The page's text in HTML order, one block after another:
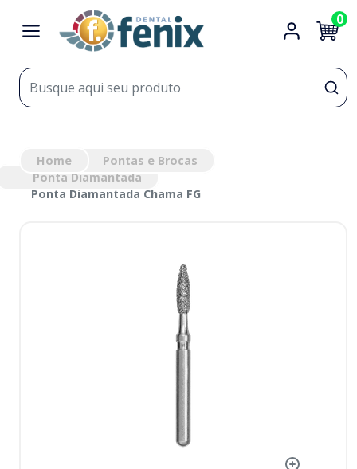
0
Home
Pontas e Brocas
Ponta Diamantada
Ponta Diamantada Chama FG